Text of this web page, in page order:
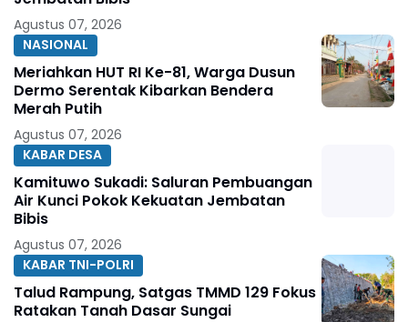
Agustus 07, 2026
NASIONAL
Meriahkan HUT RI Ke-81, Warga Dusun
Dermo Serentak Kibarkan Bendera
Merah Putih
Agustus 07, 2026
KABAR DESA
Kamituwo Sukadi: Saluran Pembuangan
Air Kunci Pokok Kekuatan Jembatan
Bibis
Agustus 07, 2026
KABAR TNI-POLRI
Talud Rampung, Satgas TMMD 129 Fokus
Ratakan Tanah Dasar Sungai